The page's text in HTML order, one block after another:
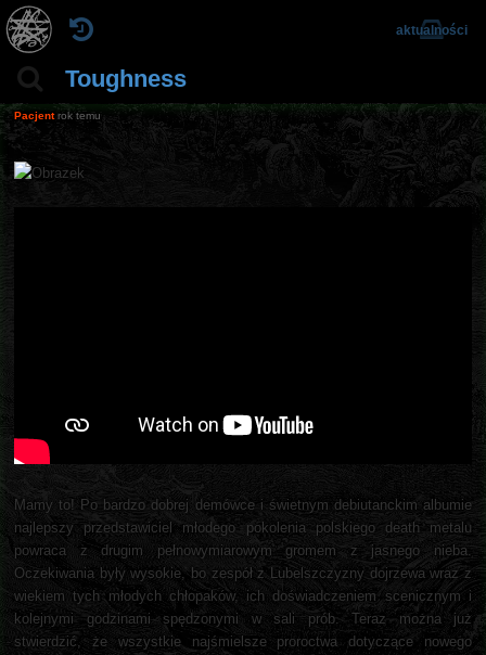
Toughness
aktualności
Pacjent rok temu
Mamy to! Po bardzo dobrej demówce i świetnym debiutanckim albumie
najlepszy przedstawiciel młodego pokolenia polskiego death metalu
powraca z drugim pełnowymiarowym gromem z jasnego nieba.
Oczekiwania były wysokie, bo zespół z Lubelszczyzny dojrzewa wraz z
wiekiem tych młodych chłopaków, ich doświadczeniem scenicznym i
kolejnymi godzinami spędzonymi w sali prób. Teraz można już
stwierdzić, że wszystkie najśmielsze proroctwa dotyczące nowego